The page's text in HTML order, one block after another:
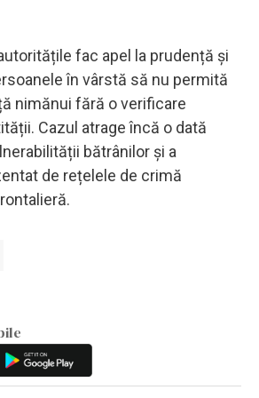
fac apel la prudență și
în vârstă să nu permită
nimănui fără o verificare
Cazul atrage încă o dată
bătrânilor și a
de rețelele de crimă